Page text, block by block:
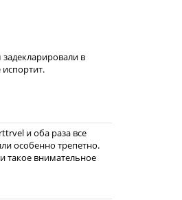
в
испортит.
и оба раза все
особенно трепетно.
такое внимательное